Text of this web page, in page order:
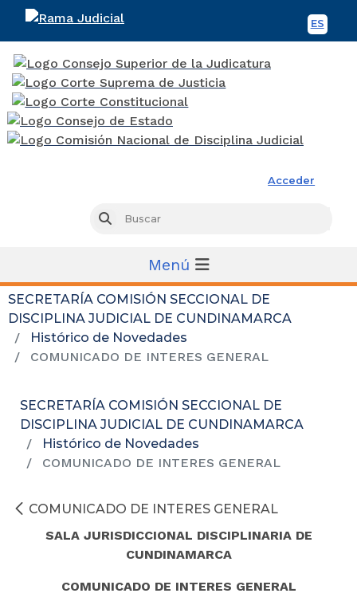
ES
Acceder
Buscar
Menú
SECRETARÍA COMISIÓN SECCIONAL DE
DISCIPLINA JUDICIAL DE CUNDINAMARCA
Histórico de Novedades
COMUNICADO DE INTERES GENERAL
SECRETARÍA COMISIÓN SECCIONAL DE
DISCIPLINA JUDICIAL DE CUNDINAMARCA
Histórico de Novedades
COMUNICADO DE INTERES GENERAL
COMUNICADO DE INTERES GENERAL
SALA JURISDICCIONAL DISCIPLINARIA DE
CUNDINAMARCA
COMUNICADO DE INTERES GENERAL